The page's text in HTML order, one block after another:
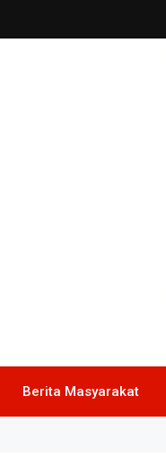
Berita Masyarakat